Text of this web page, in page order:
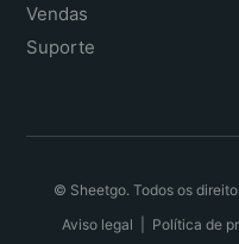
Vendas
Suporte
© Sheetgo. Todos os
Aviso legal
Política de